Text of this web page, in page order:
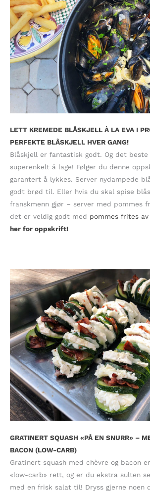
LETT KREMEDE BLÅSKJELL À LA EVA I
PERFEKTE BLÅSKJELL HVER GANG!
Blåskjell er fantastisk godt. Og det
superenkelt å lage! Følger du denne
garantert å lykkes. Server nydampede
godt brød til. Eller hvis du skal spise
franskmenn gjør – server med pommes
det er veldig godt med pommes frites
her for oppskrift!
GRATINERT SQUASH «PÅ EN SNURR» –
BACON (LOW-CARB)
Gratinert squash med chèvre og bacon
«low-carb» rett, og er du ekstra sulten
med en frisk salat til! Dryss gjerne noen